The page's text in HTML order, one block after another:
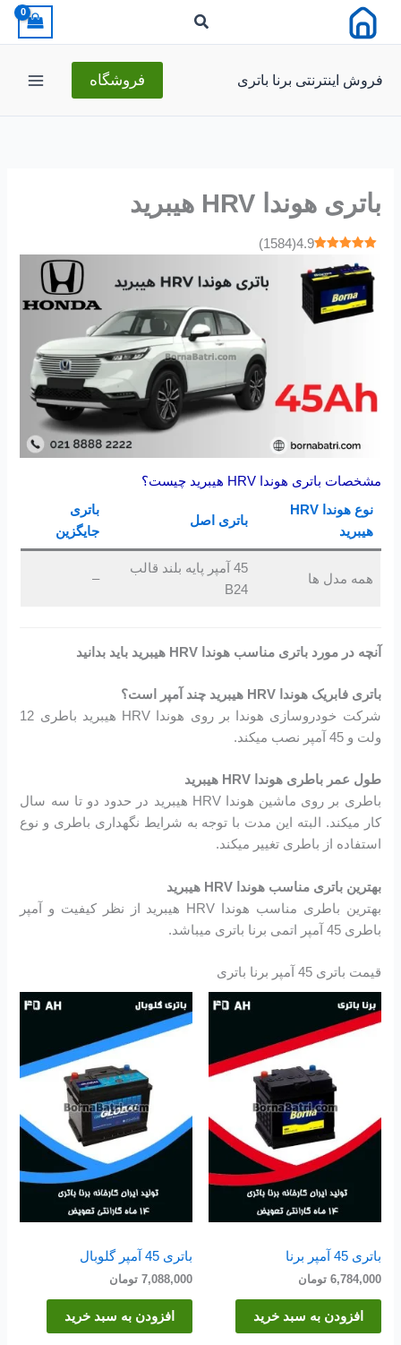
فروش اینترنتی برنا باتری فروشگاه
باتری هوندا HRV هیبرید
4.9
(
1584
)
مشخصات باتری هوندا HRV هیبرید چیست؟
نوع هوندا HRV
هیبرید
باتری اصل
باتری
جایگزین
همه مدل ها
45 آمپر پایه بلند قالب
B24
–
آنچه در مورد باتری مناسب هوندا HRV هیبرید باید بدانید
باتری فابریک هوندا HRV هیبرید
چند آمپر است؟
شرکت خودروسازی هوندا بر روی هوندا HRV هیبرید باطری 12
ولت و 45 آمپر نصب میکند.
طول عمر باطری هوندا HRV هیبرید
باطری بر روی ماشین هوندا HRV هیبرید در حدود دو تا سه سال
کار میکند. البته این مدت با توجه به شرایط نگهداری باطری و نوع
استفاده از باطری تغییر میکند.
بهترین باتری مناسب هوندا HRV هیبرید
بهترین باطری مناسب هوندا HRV هیبرید از نظر کیفیت و آمپر
باطری 45 آمپر اتمی برنا باتری میباشد.
قیمت باتری 45 آمپر برنا باتری
باتری 45 آمپر برنا
6,784,000 تومان
افزودن به سبد خرید
باتری 45 آمپر گلوبال
7,088,000 تومان
افزودن به سبد خرید